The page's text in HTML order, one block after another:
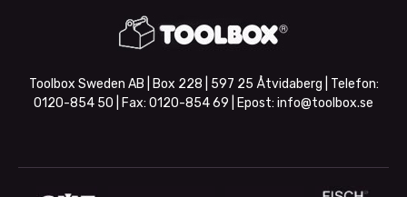
Toolbox Sweden AB | Box 228 | 597 25 Åtvidaberg | Telefon:
0120-854 50 | Fax: 0120-854 69 | Epost: info@toolbox.se